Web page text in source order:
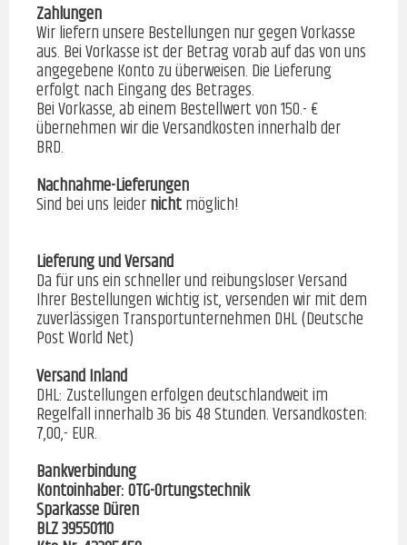
Zahlungen
Wir liefern unsere Bestellungen nur gegen Vorkasse
aus. Bei Vorkasse ist der Betrag vorab auf das von uns
angegebene Konto zu überweisen. Die Lieferung
erfolgt nach Eingang des Betrages.
Bei Vorkasse, ab einem Bestellwert von 150.- €
übernehmen wir die Versandkosten innerhalb der
BRD.
Nachnahme-Lieferungen
Sind bei uns leidernichtmöglich!
Lieferung und Versand
Da für uns ein schneller und reibungsloser Versand
Ihrer Bestellungen wichtig ist, versenden wir mit dem
zuverlässigen Transportunternehmen DHL (Deutsche
Post World Net)
Versand Inland
DHL: Zustellungen erfolgen deutschlandweit im
Regelfall innerhalb 36 bis 48 Stunden. Versandkosten:
7,00,- EUR.
Bankverbindung
Kontoinhaber: OTG-Ortungstechnik
Sparkasse Düren
BLZ 39550110